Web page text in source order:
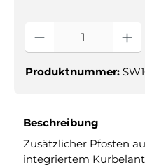
Produktnummer:
Beschreibung
Zusätzlicher Pfosten
integriertem